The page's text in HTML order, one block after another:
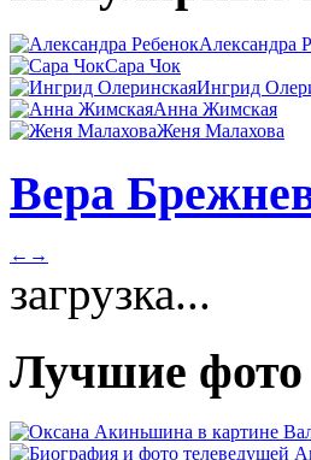
Александра
Сара Чок
Ингрид
Анна Жимская
Женя Малахова
Вера
← →
загрузка...
Лучшие фото